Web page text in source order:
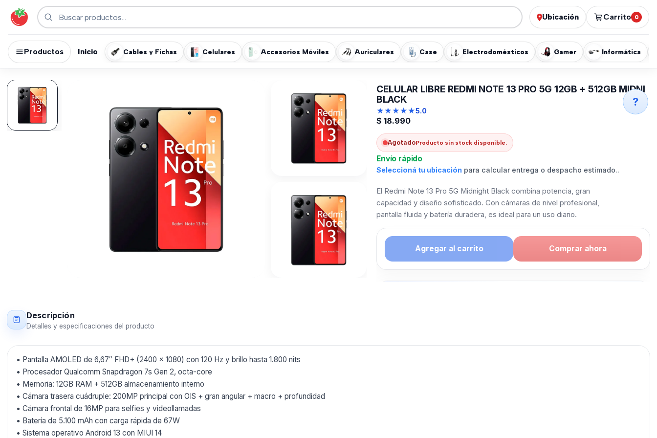
Ubicación Carrito 0
Productos Inicio Cables y Fichas Celulares Accesorios Móviles Auriculares Case Electrodomésticos Gamer Informática
CELULAR LIBRE REDMI NOTE 13 PRO 5G 12GB + 512GB MIDNI
BLACK
★★★★★5.0
$ 18.990
AgotadoProducto sin stock disponible.
Envío rápido
Seleccioná tu ubicación para calcular entrega o despacho estimado..
El Redmi Note 13 Pro 5G Midnight Black combina potencia, gran
capacidad y diseño sofisticado. Con cámaras de nivel profesional,
pantalla fluida y batería duradera, es ideal para un uso diario.
Agregar al carrito Comprar ahora
explorando CELULAR LIBRE.
Descripción
Detalles y especificaciones del producto
• Pantalla AMOLED de 6,67″ FHD+ (2400 × 1080) con 120 Hz y brillo hasta 1.800 nits
• Procesador Qualcomm Snapdragon 7s Gen 2, octa-core
• Memoria: 12GB RAM + 512GB almacenamiento interno
• Cámara trasera cuádruple: 200MP principal con OIS + gran angular + macro + profundidad
• Cámara frontal de 16MP para selfies y videollamadas
• Batería de 5.100 mAh con carga rápida de 67W
• Sistema operativo Android 13 con MIUI 14
?